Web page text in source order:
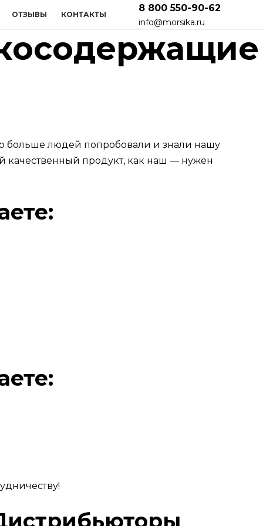
ОТЗЫВЫ КОНТАКТЫ
8 800 550-90-62
info@morsika.ru
больше людей попробовали и знали нашу
продукт, как наш — нужен